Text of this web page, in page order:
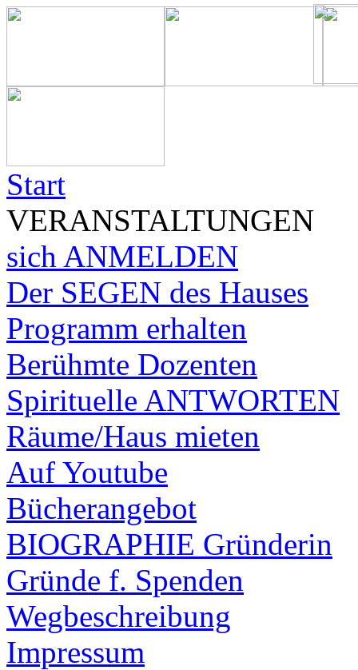
Start
VERANSTALTUNGEN
sich ANMELDEN
Der SEGEN des Hauses
Programm erhalten
Berühmte Dozenten
Spirituelle ANTWORTEN
Räume/Haus mieten
Auf Youtube
Bücherangebot
BIOGRAPHIE Gründerin
Gründe f. Spenden
Wegbeschreibung
Impressum